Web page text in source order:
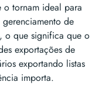
o tornam ideal para
de
o que significa que o
exportações de
exportando listas
importa.